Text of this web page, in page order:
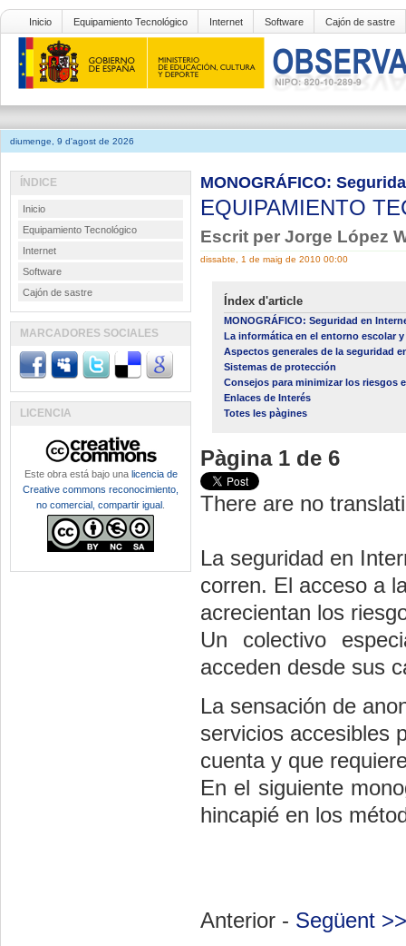
Inicio Equipamiento Tecnológico Internet Software Cajón de sastre
diumenge, 9 d'agost de 2026
MONOGRÁFICO:
EQUIPAMIENTO
Escrit per Jorge López
dissabte, 1 de maig de 2010 00:00
Índex d'article
MONOGRÁFICO: Seguridad en
La informática en el entorno escolar
Aspectos generales de la seguridad
Sistemas de protección
Consejos para minimizar los riesgos
Enlaces de Interés
Totes les pàgines
Pàgina 1 de 6
There are no
La seguridad en
corren. El acceso a
acrecientan los
Un colectivo
acceden desde sus
La sensación de
servicios accesibles
cuenta y que
En el siguiente
hincapié en los
Anterior - Següent >>
ÍNDICE
Inicio
Equipamiento Tecnológico
Internet
Software
Cajón de sastre
MARCADORES SOCIALES
LICENCIA
Este obra está bajo una licencia de
Creative commons reconocimiento,
no comercial, compartir igual